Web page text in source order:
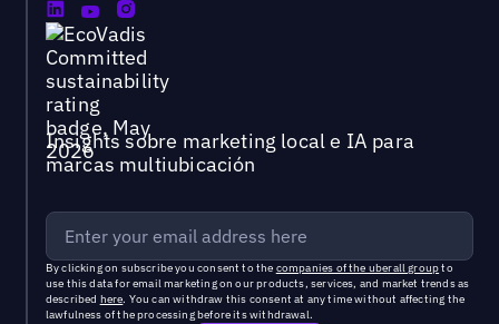
Insights sobre marketing local e IA para
marcas multiubicación
By clicking on subscribe you consent to the companies of the uberall groupto
use this data for email marketing on our products, services, and market trends as
described here. You can withdraw this consent at any time without affecting the
lawfulness of the processing before its withdrawal.